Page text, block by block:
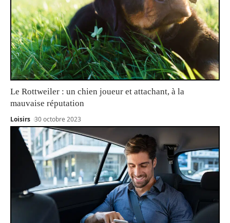
Le Rottweiler : un chien joueur et attachant, à la
mauvaise réputation
Loisirs 30 octobre 2023